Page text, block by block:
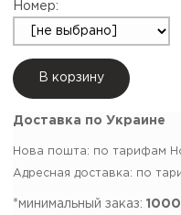
Номер:
В корзину
Доставка по Украине
Нова пошта: по тарифам
Адресная доставка: по
*минимальный заказ: